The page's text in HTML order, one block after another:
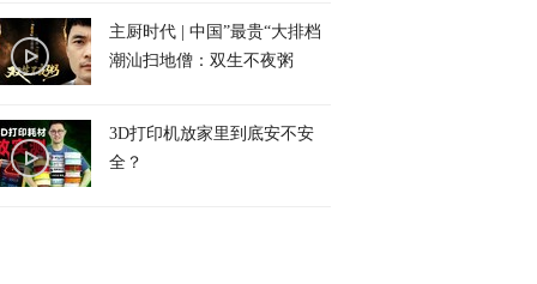
主厨时代 | 中国”最贵“大排档
潮汕扫地僧：双生不夜粥
3D打印机放家里到底安不安
全？